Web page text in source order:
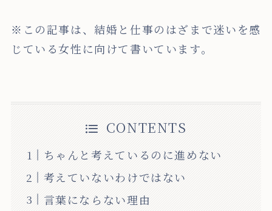
※この記事は、結婚と仕事のはざまで迷いを感
じている女性に向けて書いています。
CONTENTS
ちゃんと考えているのに進めない
考えていないわけではない
言葉にならない理由